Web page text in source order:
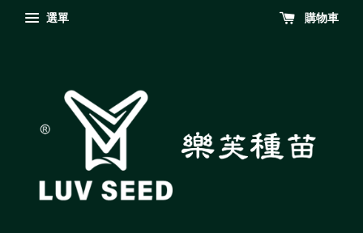
選單 購物車